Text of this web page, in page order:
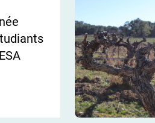
technique pour les étudiants de